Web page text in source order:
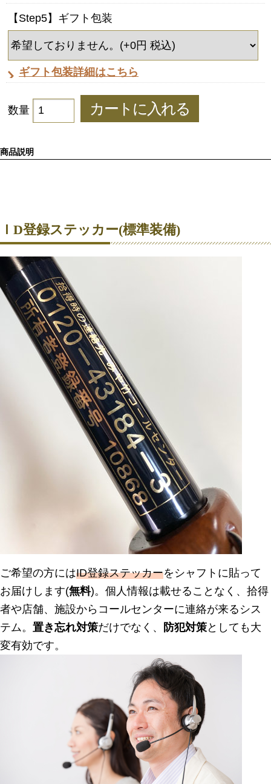
【Step5】ギフト包装
ギフト包装詳細はこちら
数量
商品説明
ＩD登録ステッカー(標準装備)
ご希望の方にはID登録ステッカーをシャフトに貼って
お届けします(無料)。個人情報は載せることなく、拾得
者や店舗、施設からコールセンターに連絡が来るシス
テム。 置き忘れ対策だけでなく、 防犯対策としても大
変有効です。